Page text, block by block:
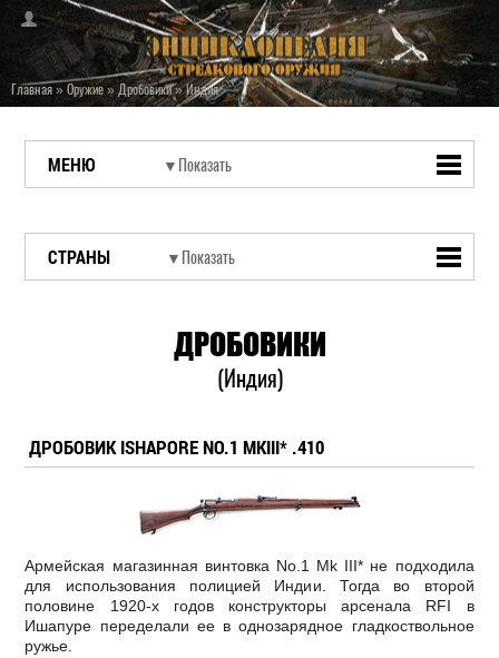
Главная»Оружие» Дробовики»Индия
МЕНЮ
СТРАНЫ
ДРОБОВИКИ
(Индия)
ДРОБОВИК ISHAPORE NO.1 MKIII* .410
Армейская магазинная винтовка No.1 Mk III* не подходила
для использования полицией Индии. Тогда во второй
половине 1920-х годов конструкторы арсенала RFI в
Ишапуре переделали ее в однозарядное гладкоствольное
ружье.